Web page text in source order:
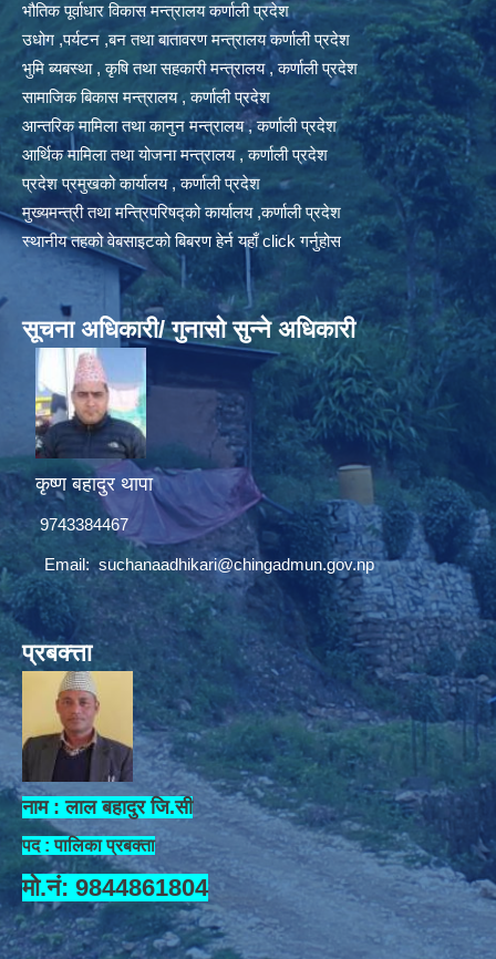
भौतिक पूर्वाधार विकास मन्त्रालय कर्णाली प्रदेश
उधोग ,पर्यटन ,बन तथा बातावरण मन्त्रालय कर्णाली प्रदेश
भुमि ब्यबस्था , कृषि तथा सहकारी मन्त्रालय , कर्णाली प्रदेश
सामाजिक बिकास मन्त्रालय , कर्णाली प्रदेश
आन्तरिक मामिला तथा कानुन मन्त्रालय , कर्णाली प्रदेश
आर्थिक मामिला तथा योजना मन्त्रालय , कर्णाली प्रदेश
प्रदेश प्रमुखको कार्यालय , कर्णाली प्रदेश
मुख्यमन्त्री तथा मन्त्रिपरिषद्को कार्यालय ,कर्णाली प्रदेश
स्थानीय तहको वेबसाइटको बिबरण हेर्न यहाँ click गर्नुहोस
सूचना अधिकारी/ गुनासो सुन्ने अधिकारी
कृष्ण बहादुर थापा
9743384467
Email:suchanaadhikari@chingadmun.gov.np
प्रबक्त्ता
नाम : लाल बहादुर जि.सी
पद : पालिका प्रबक्ता
मो.नं: 9844861804